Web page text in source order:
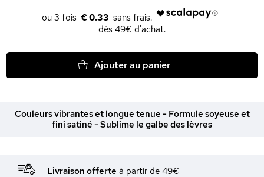
€ 0.33
dès 49€ d'achat.
Ajouter au panier
Couleurs vibrantes et longue tenue - Formule soyeuse et
fini satiné - Sublime le galbe des lèvres
Livraison offerte à partir de 49€